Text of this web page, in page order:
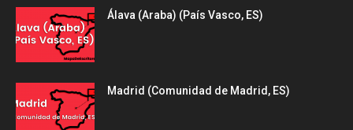
Álava (Araba) (País Vasco, ES)
Madrid (Comunidad de Madrid, ES)